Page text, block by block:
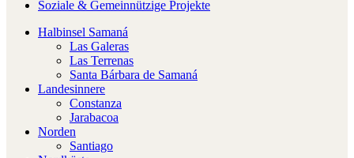
Soziale & Gemeinnützige Projekte
Halbinsel Samaná
Las Galeras
Las Terrenas
Santa Bárbara de Samaná
Landesinnere
Constanza
Jarabacoa
Norden
Santiago